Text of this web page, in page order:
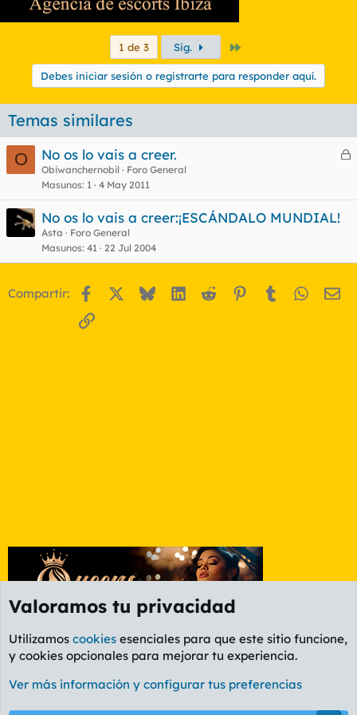
1 de 3 Sig.
Debes iniciar sesión o registrarte para responder aquí.
Temas similares
O
C
r
No os lo vais a creer.
Obiwanchernobil
Foro General
Masunos 1 4 May 2011
No os lo vais a creer:¡ESCÁNDALO MUNDIAL!
Asta
Foro General
Masunos 41 22 Jul 2004
Compartir: Facebook BlueskyLinkedIn
Reddit Pinterest
Tumblr
Enlace
Foro General
Cookies
PL OLDSTYLE AMARILLO
Valoramos tu privacidad
Utilizamos cookies esenciales para que este sitio funcione,
y cookies opcionales para mejorar tu experiencia.
Ver más información y configurar tus preferencias